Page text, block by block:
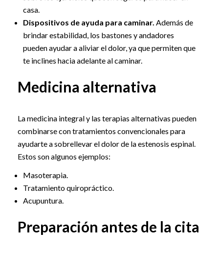
casa.
Dispositivos de ayuda para caminar.Además de
brindar estabilidad, los bastones y andadores
pueden ayudar a aliviar el dolor, ya que permiten que
te inclines hacia adelante al caminar.
Medicina alternativa
La medicina integral y las terapias alternativas pueden
combinarse con tratamientos convencionales para
ayudarte a sobrellevar el dolor de la estenosis espinal.
Estos son algunos ejemplos:
Masoterapia.
Tratamiento quiropráctico.
Acupuntura.
Preparación antes de la cita